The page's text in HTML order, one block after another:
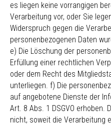
es liegen keine vorrangigen
Verarbeitung vor, oder Sie
Widerspruch gegen die
personenbezogenen Daten
e) Die Löschung der
Erfüllung einer rechtlichen
oder dem Recht des
unterliegen. f) Die
auf angebotene Dienste der
Art. 8 Abs. 1 DSGVO erhoben.
nicht, soweit die Verarbeitung